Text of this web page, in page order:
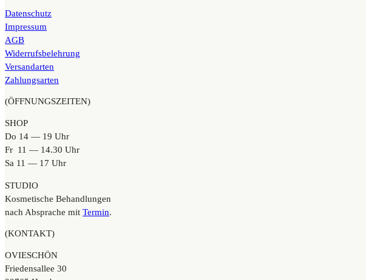
Datenschutz
Impressum
AGB
Widerrufsbelehrung
Versandarten
Zahlungsarten
(ÖFFNUNGSZEITEN)
SHOP
Do 14 — 19 Uhr
Fr 11 — 14.30 Uhr
Sa 11 — 17 Uhr
STUDIO
Kosmetische Behandlungen
nach Absprache mit Termin.
(KONTAKT)
OVIESCHÖN
Friedensallee 30